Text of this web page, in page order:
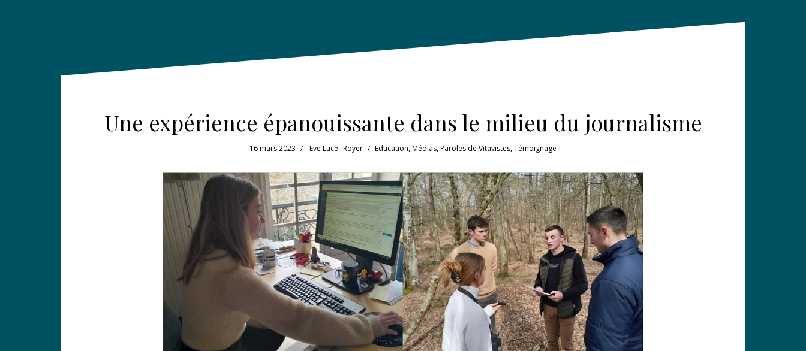
Une expérience épanouissante dans le milieu du journalisme
16 mars 2023 Eve Luce--Royer Education,Médias,Paroles de Vitavistes,Témoignage